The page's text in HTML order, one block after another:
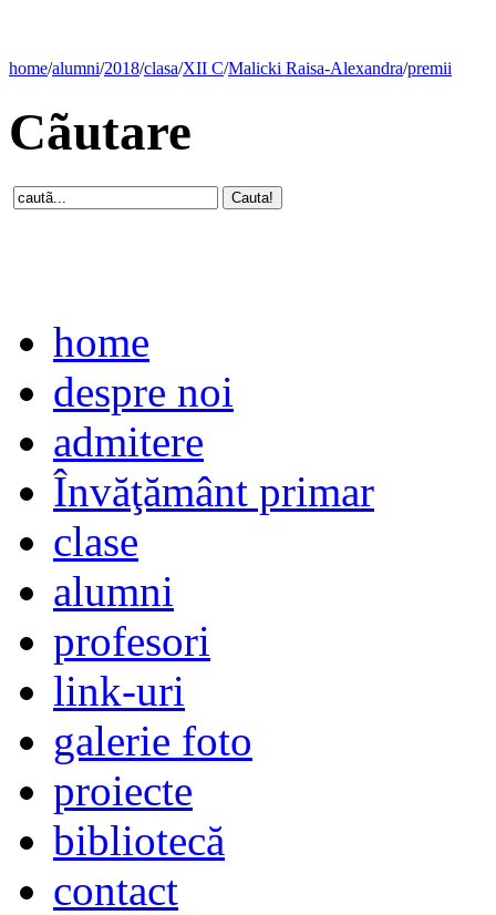
home/alumni/2018/clasa/XII C/Malicki Raisa-Alexandra/premii
Cãutare
home
despre noi
admitere
Învăţământ primar
clase
alumni
profesori
link-uri
galerie foto
proiecte
bibliotecă
contact